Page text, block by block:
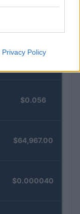
Privacy Policy
$0.056
$64,967.00
$0.000040